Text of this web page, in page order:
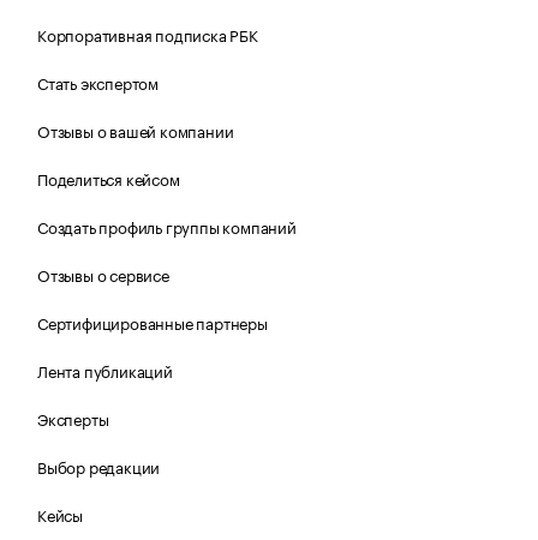
Корпоративная подписка РБК
Стать экспертом
Отзывы о вашей компании
Поделиться кейсом
Создать профиль группы компаний
Отзывы о сервисе
Сертифицированные партнеры
Лента публикаций
Эксперты
Выбор редакции
Кейсы